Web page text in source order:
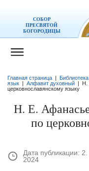
СОБОР
ПРЕСВЯТОЙ
БОГОРОДИЦЫ
Главная страница Библиотека
язык
Алфавит духовный
Н.
церковнославянскому языку
Н. Е.
по
Дата публикации: 2.
2024